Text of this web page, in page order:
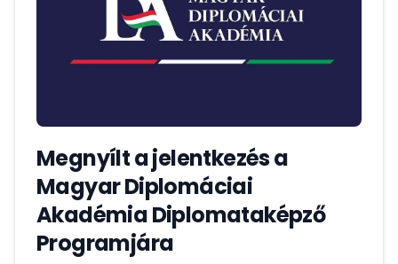
Megnyílt a jelentkezés a
Magyar Diplomáciai
Akadémia Diplomataképző
Programjára